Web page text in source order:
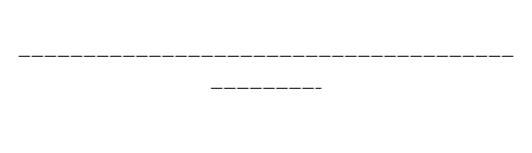
----------------------------------------------------------------------------
-----------------